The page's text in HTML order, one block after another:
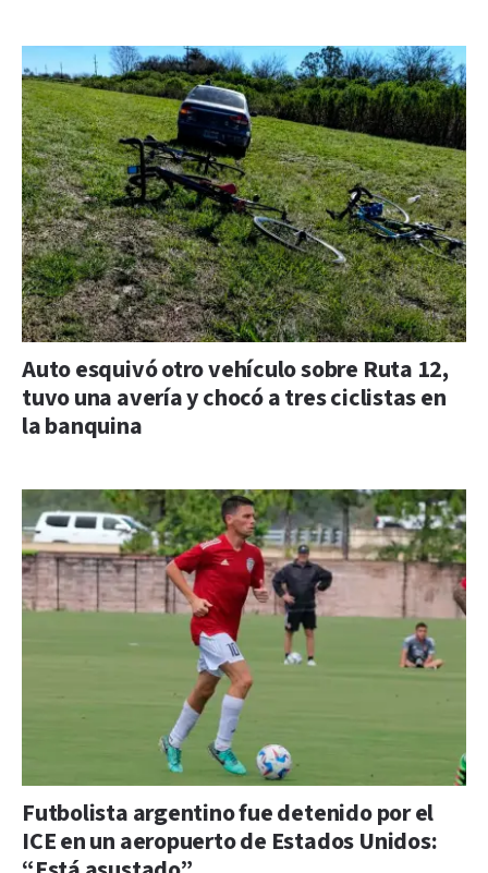
Auto esquivó otro vehículo sobre Ruta 12,
tuvo una avería y chocó a tres ciclistas en
la banquina
Futbolista argentino fue detenido por el
ICE en un aeropuerto de Estados Unidos: